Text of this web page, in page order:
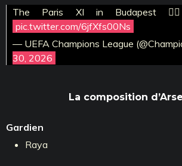
The Paris XI in Budapest
pic.twitter.com/6jfXfs00Ns
— UEFA Champions League
30, 2026
La composition
Gardien
Raya